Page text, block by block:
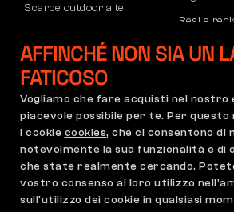
Scarpe outdoor alte
Felpe
Resi e
Trasporto
Reclami e
Condizioni Generali
Impostazioni dei cookie
GDPR
AFFINCHÉ NON SIA UN
FATICOSO
Vogliamo che fare acquisti nel nostro
piacevole possibile per te. Per
i cookie cookies, che ci consentono di
notevolmente la sua funzionalità e
che state realmente cercando.
vostro consenso al loro utilizzo
sull'utilizzo dei cookie in qualsiasi